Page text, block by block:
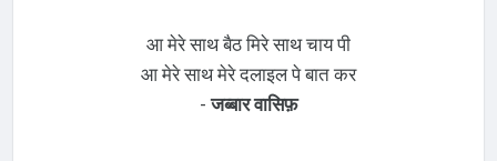
आ मेरे साथ बैठ मिरे साथ चाय पी
आ मेरे साथ मेरे दलाइल पे बात कर
-जब्बार वासिफ़